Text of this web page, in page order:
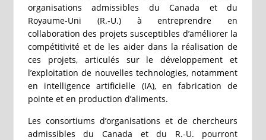
organisations admissibles du Canada et du
Royaume-Uni (R.‑U.) à entreprendre en
collaboration des projets susceptibles d’améliorer la
compétitivité et de les aider dans la réalisation de
ces projets, articulés sur le développement et
l’exploitation de nouvelles technologies, notamment
en intelligence artificielle (IA), en fabrication de
pointe et en production d’aliments.
Les consortiums d’organisations et de chercheurs
admissibles du Canada et du R.-U. pourront